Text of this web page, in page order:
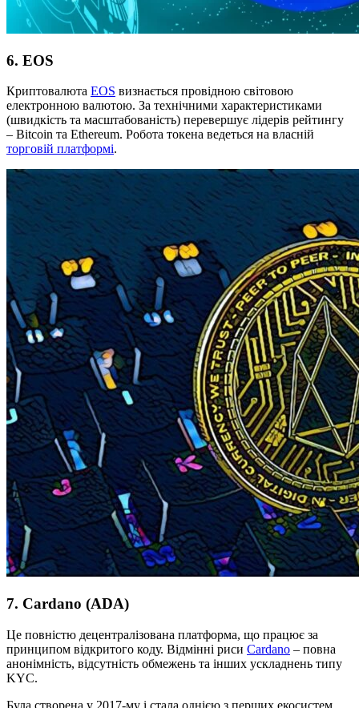
6. EOS
Криптовалюта EOS визнається провідною світовою
електронною валютою. За технічними характеристиками
(швидкість та масштабованість) перевершує лідерів рейтингу
– Bitcoin та Ethereum. Робота токена ведеться на власній
торговій платформі.
7. Cardano (ADA)
Це повністю децентралізована платформа, що працює за
принципом відкритого коду. Відмінні риси Cardano – повна
анонімність, відсутність обмежень та інших ускладнень типу
KYC.
Була створена у 2017-му і стала однією з перших екосистем,